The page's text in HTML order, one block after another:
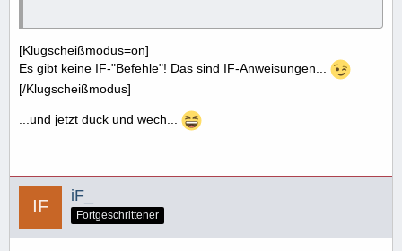
[Klugscheißmodus=on]
Es gibt keine IF-"Befehle"! Das sind IF-Anweisungen...
[/Klugscheißmodus]
...und jetzt duck und wech...
iF_
Fortgeschrittener